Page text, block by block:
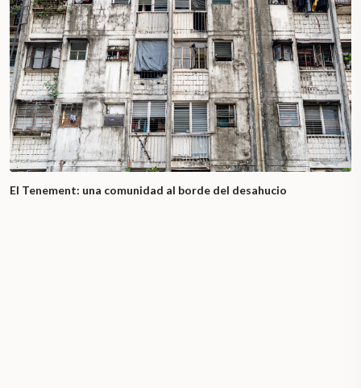
El Tenement: una comunidad al borde del desahucio